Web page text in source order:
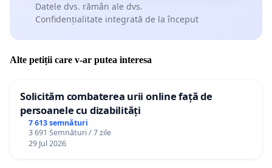
Datele dvs. rămân ale dvs.
Confidențialitate integrată de la început
Alte petiții care v-ar putea interesa
Solicităm combaterea urii online față de
persoanele cu dizabilități
7 613 semnături
3 691 Semnături / 7 zile
29 Jul 2026